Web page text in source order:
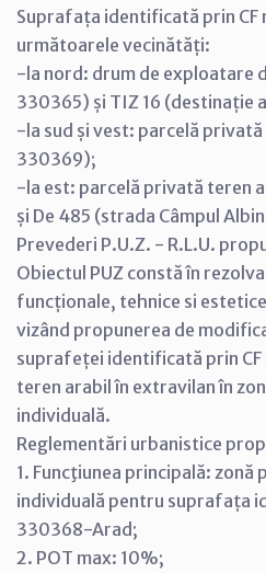
Suprafața identificată prin CF
următoarele vecinătăți:
-la nord: drum de exploatare
330365) și TIZ 16 (destinație
-la sud și vest: parcelă
330369);
-la est: parcelă privată teren
și De 485 (strada Câmpul
Prevederi P.U.Z. - R.L.U.
Obiectul PUZ constă în
funcționale, tehnice si
vizând propunerea de
suprafeței identificată prin
teren arabil în extravilan în
individuală.
Reglementări urbanistice
1. Funcţiunea principală: zonă
individuală pentru suprafața
330368-Arad;
2. POT max: 10%;